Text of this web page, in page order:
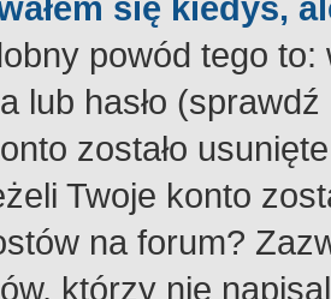
powód tego to:
lub hasło
zostało
Twoje konto
na forum?
którzy nie